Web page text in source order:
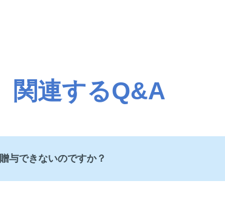
関連するQ&A
与できないのですか？